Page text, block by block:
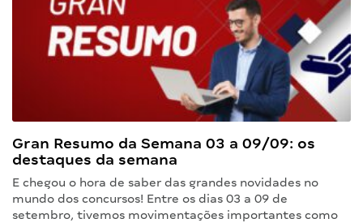
Gran Resumo da Semana 03 a 09/09: os
destaques da semana
E chegou o hora de saber das grandes novidades no
mundo dos concursos! Entre os dias 03 a 09 de
setembro, tivemos movimentações importantes como